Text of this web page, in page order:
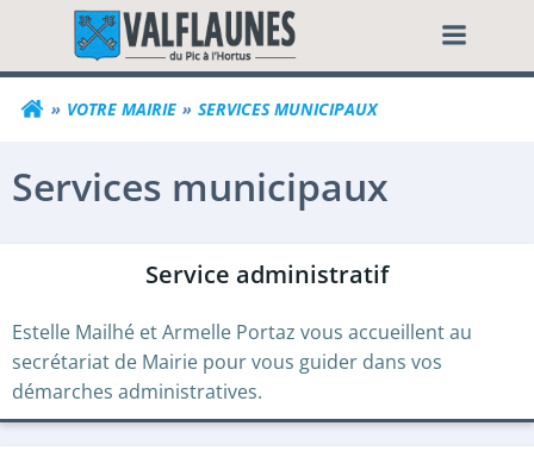
contenuCommune de
VOTRE MAIRIE SERVICES MUNICIPAUX
Services municipaux
Service administratif
Estelle Mailhé et Armelle Portaz vous accueillent au
secrétariat de Mairie pour vous guider dans vos
démarches administratives.